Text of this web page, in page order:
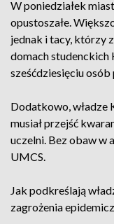
W poniedziałek
opustoszałe.
jednak i tacy, którzy
domach studenckich
sześćdziesięciu osób
Dodatkowo, władze
musiał przejść
uczelni. Bez obaw w
UMCS.
Jak podkreślają
zagrożenia